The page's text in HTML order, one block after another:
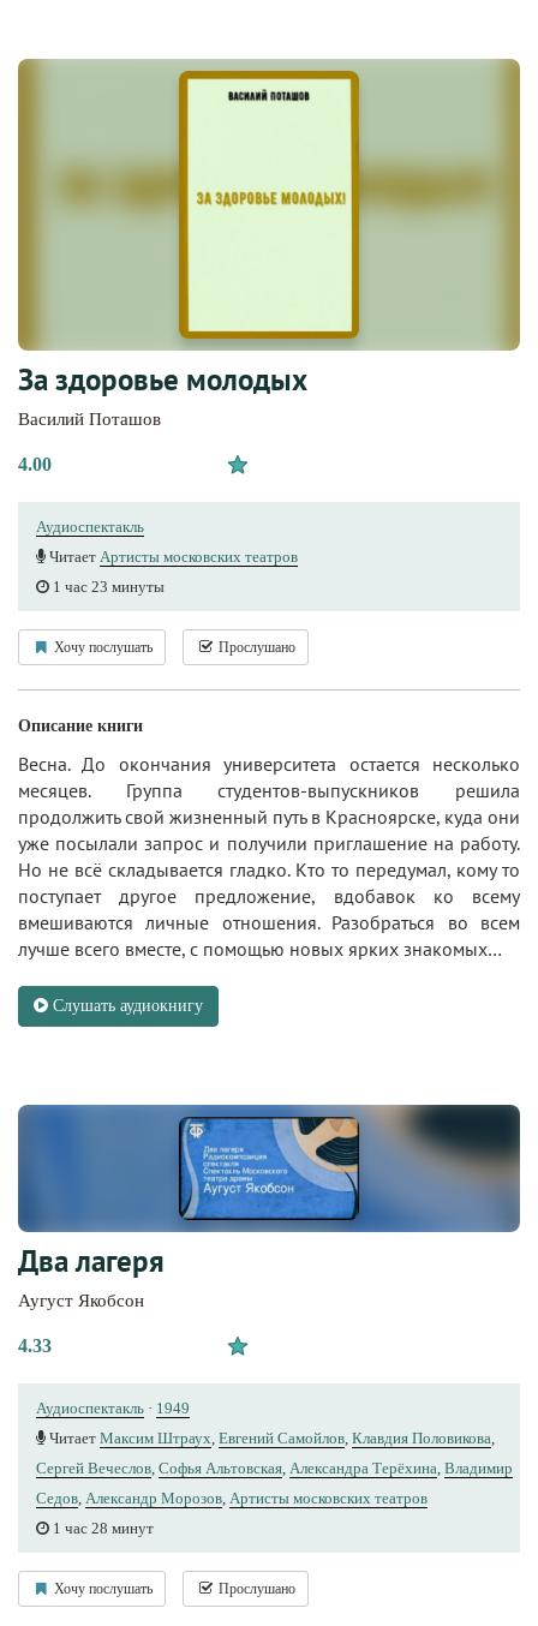
За здоровье молодых
Василий Поташов
4.00
Аудиоспектакль
Читает Артисты московских театров
1 час 23 минуты
Хочу послушать Прослушано
Описание книги
Весна. До окончания университета остается несколько
месяцев. Группа студентов-выпускников решила
продолжить свой жизненный путь в Красноярске, куда они
уже посылали запрос и получили приглашение на работу.
Но не всё складывается гладко. Кто то передумал, кому то
поступает другое предложение, вдобавок ко всему
вмешиваются личные отношения. Разобраться во всем
лучше всего вместе, с помощью новых ярких знакомых…
Слушать аудиокнигу
Два лагеря
Аугуст Якобсон
4.33
Аудиоспектакль · 1949
Читает Максим Штраух Евгений Самойлов Клавдия Половикова
Сергей Вечеслов Софья Альтовская Александра Терёхина Владимир
Седов Александр Морозов Артисты московских театров
1 час 28 минут
Хочу послушать Прослушано